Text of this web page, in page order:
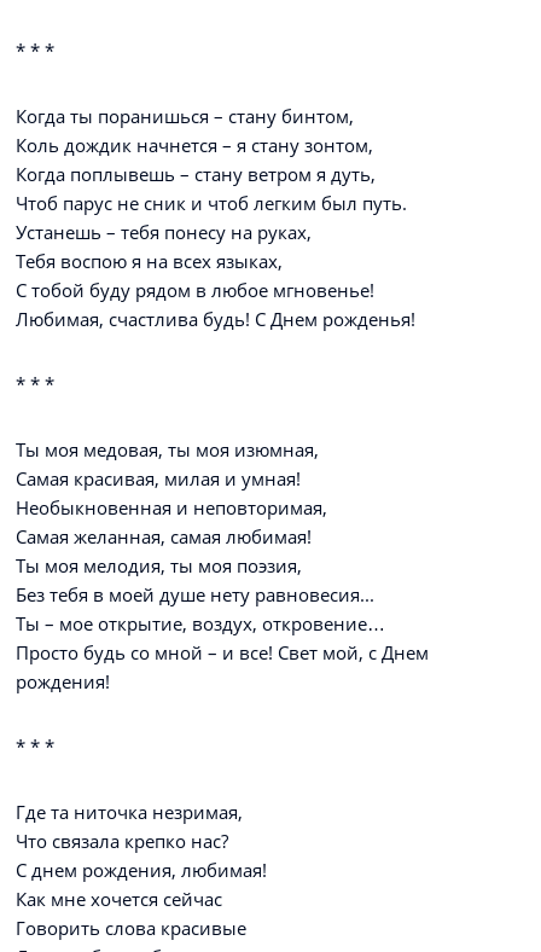
* * *
Когда ты поранишься – стану бинтом,
Коль дождик начнется – я стану зонтом,
Когда поплывешь – стану ветром я дуть,
Чтоб парус не сник и чтоб легким был путь.
Устанешь – тебя понесу на руках,
Тебя воспою я на всех языках,
С тобой буду рядом в любое мгновенье!
Любимая, счастлива будь! С Днем рожденья!
* * *
Ты моя медовая, ты моя изюмная,
Самая красивая, милая и умная!
Необыкновенная и неповторимая,
Самая желанная, самая любимая!
Ты моя мелодия, ты моя поэзия,
Без тебя в моей душе нету равновесия...
Ты – мое открытие, воздух, откровение…
Просто будь со мной – и все! Свет мой, с Днем
рождения!
* * *
Где та ниточка незримая,
Что связала крепко нас?
С днем рождения, любимая!
Как мне хочется сейчас
Говорить слова красивые